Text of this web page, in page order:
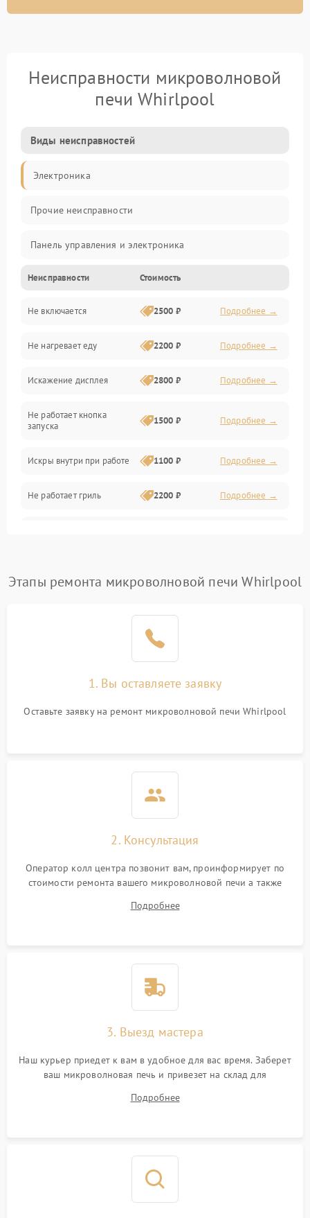
Неисправности микроволновой
печи Whirlpool
Виды неисправностей
Электроника
Прочие неисправности
Панель управления и электроника
Дверца и корпус
Механика и внутренние элементы
Механические повреждения
Питание и запуск
Нагрев и приготовление
Программное обеспечение
Неисправности Стоимость
Не включается 2500 ₽ Подробнее →
Не нагревает еду 2200 ₽ Подробнее →
Искажение дисплея 2800 ₽ Подробнее →
Не работает кнопка
запуска
1500 ₽ Подробнее →
Искры внутри при работе 1100 ₽ Подробнее →
Не работает гриль 2200 ₽ Подробнее →
Подробнее →
2200 ₽
Не работают сенсорные
1000 ₽
Этапы ремонта микроволновой печи Whirlpool
1. Вы оставляете заявку
Оставьте заявку на ремонт микроволновой печи Whirlpool
2. Консультация
Оператор колл центра позвонит вам, проинформирует по
стоимости ремонта вашего микроволновой печи а также
Подробнее
3. Выезд мастера
Наш курьер приедет к вам в удобное для вас время. Заберет
ваш микроволновая печь и привезет на склад для
Подробнее